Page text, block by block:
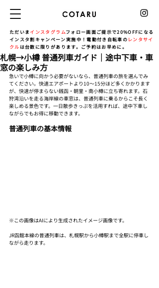
ただいま インスタグラムフォロー画面ご提示で20%OFFになる
インスタ割キャンペーン実施中！電動付き自転車の レンタサイ
クル は台数に限りがあります。ご予約はお早めに。
札幌→小樽 普通列車ガイド｜途中下車・車
窓の楽しみ方
急いで小樽に向かう必要がないなら、普通列車の旅を選んでみ
てください。快速エアポートより10〜15分ほど多くかかります
が、快速が停まらない銭函・朝里・南小樽に立ち寄れます。石
狩湾沿いを走る海岸線の車窓は、普通列車に乗るからこそ長く
楽しめる景色です。一日散歩きっぷを活用すれば、途中下車し
ながらでもお得に移動できます。
普通列車の基本情報
※この画像はAIにより生成されたイメージ画像です。
JR函館本線の普通列車は、札幌駅から小樽駅まで全駅に停車し
ながら走ります。